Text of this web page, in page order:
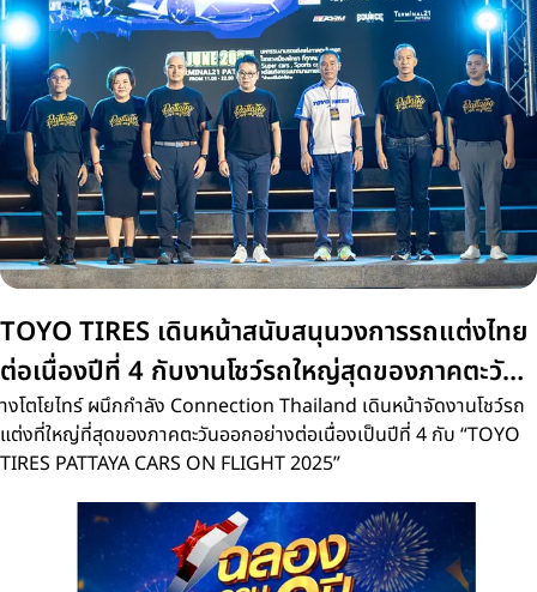
TOYO TIRES เดินหน้าสนับสนุนวงการรถแต่งไทย
ต่อเนื่องปีที่ 4 กับงานโชว์รถใหญ่สุดของภาคตะวัน
ออก 'PATTAYA CARS ON FLIGHT 2025
างโตโยไทร์ ผนึกกำลัง Connection Thailand เดินหน้าจัดงานโชว์รถ
แต่งที่ใหญ่ที่สุดของภาคตะวันออกอย่างต่อเนื่องเป็นปีที่ 4 กับ “TOYO
TIRES PATTAYA CARS ON FLIGHT 2025”